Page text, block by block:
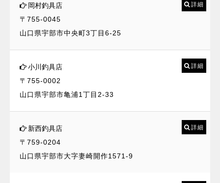
岡村釣具店
〒755-0045
山口県宇部市中央町3丁目6-25
詳細
小川釣具店
〒755-0002
山口県宇部市亀浦1丁目2-33
詳細
新西釣具店
〒759-0204
山口県宇部市大字妻崎開作1571-9
詳細